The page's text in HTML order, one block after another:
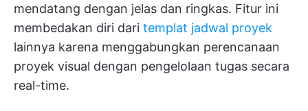
mendatang dengan jelas dan ringkas. Fitur ini
membedakan diri dari templat jadwal proyek
lainnya karena menggabungkan perencanaan
proyek visual dengan pengelolaan tugas secara
real-time.